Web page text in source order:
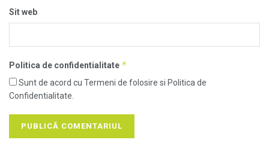
Sit web
Politica de confidentialitate *
Sunt de acord cu Termeni de folosire si Politica de
Confidentialitate.